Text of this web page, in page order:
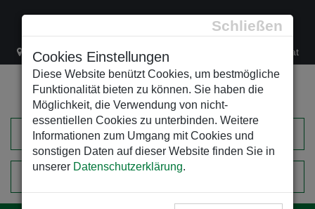
Schließen
Cookies Einstellungen
Diese Website benützt Cookies, um bestmögliche
Funktionalität bieten zu können. Sie haben die
Möglichkeit, die Verwendung von nicht-
essentiellen Cookies zu unterbinden. Weitere
Informationen zum Umgang mit Cookies und
sonstigen Daten auf dieser Website finden Sie in
unserer Datenschutzerklärung.
Lacknergasse 78 +43/1/470 37 00 office@leso.at
EINKAUFSWAGEN